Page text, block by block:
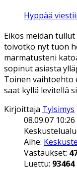
Hyppää
Eikös meidän
toivotko nyt tuon
marmatusteni
sopinut asiasta
Toinen vaihtoehto
saat kyllä levitellä
Kirjoittaja Tylsimys
08.09.07 10:26
Aihe:
Vastaukset:
Luettu: 93464